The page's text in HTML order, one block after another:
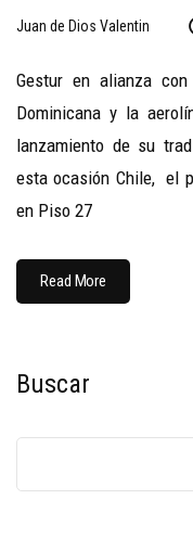
Juan de Dios Valentin
Gestur en alianza
Dominicana y la
lanzamiento de su
esta ocasión Chile, el
en Piso 27
Read More
Buscar